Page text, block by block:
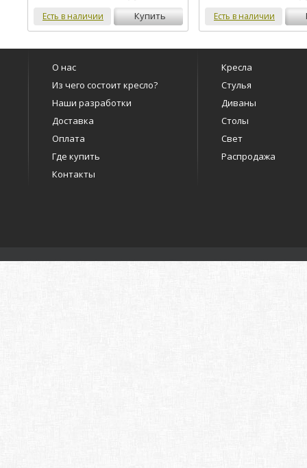
Есть в наличии купить Есть в наличии
О нас
Из чего состоит кресло?
Наши разработки
Доставка
Оплата
Где купить
Контакты
Кресла
Стулья
Диваны
Столы
Свет
Распродажа